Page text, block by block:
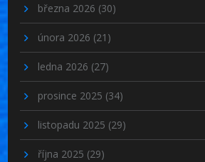
března 2026 (30)
února 2026 (21)
ledna 2026 (27)
prosince 2025 (34)
listopadu 2025 (29)
října 2025 (29)